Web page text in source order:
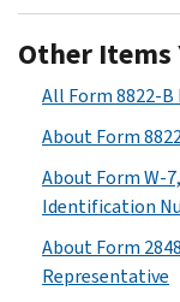
Other Items
All Form 8822-B
About Form
About Form W-
Identification
About Form
Representative